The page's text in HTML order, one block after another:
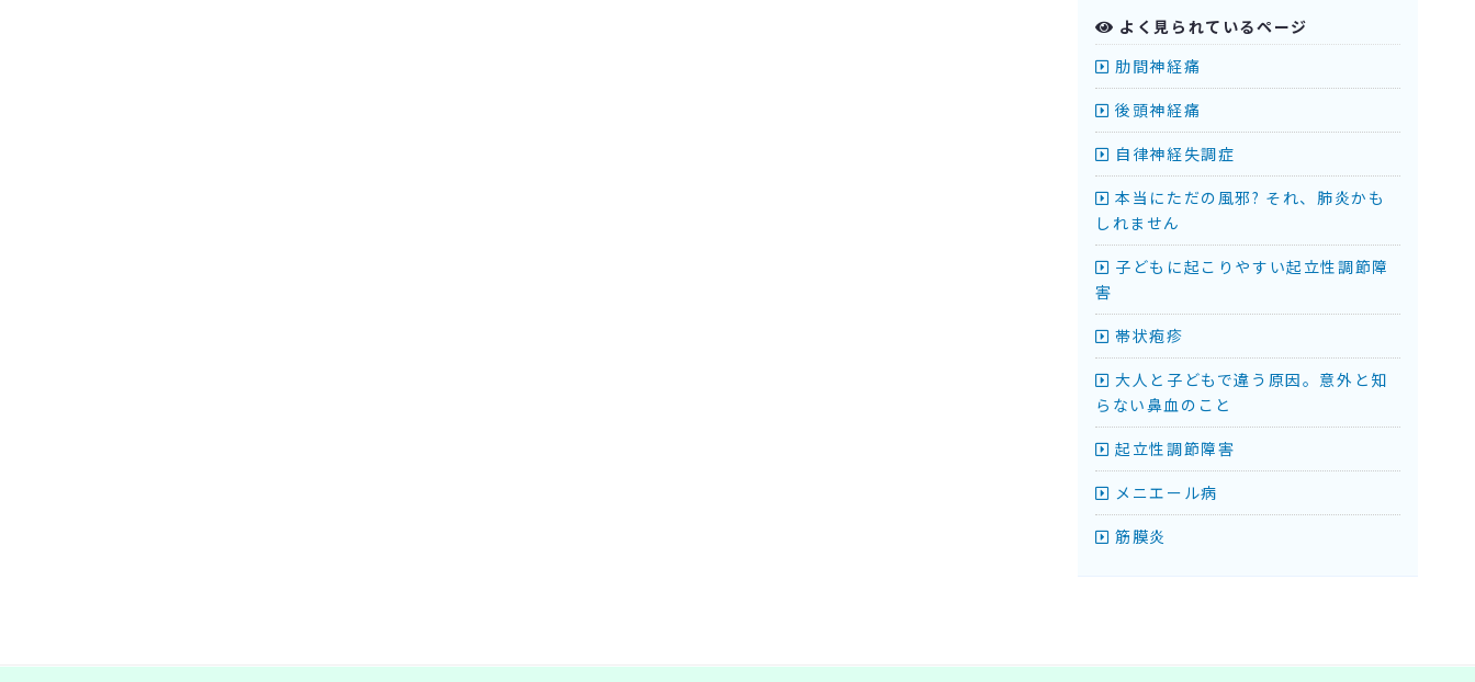
よく見られているページ
肋間神経痛
後頭神経痛
自律神経失調症
本当にただの風邪? それ、肺炎かも
しれません
子どもに起こりやすい起立性調節障
害
帯状疱疹
大人と子どもで違う原因。意外と知
らない鼻血のこと
起立性調節障害
メニエール病
筋膜炎